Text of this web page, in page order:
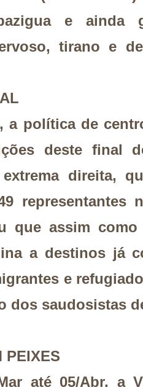
e ainda
tirano e
a política de
deste final
extrema direita,
representantes
que assim
a destinos já
e
dos saudosistas
PEIXES
até 05/Abr, a